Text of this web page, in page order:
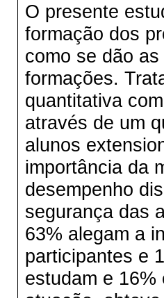
O presente
formação dos
como se dão
formações.
quantitativa
através de um
alunos
importância da
desempenho
segurança das
63% alegam a
participantes e
estudam e